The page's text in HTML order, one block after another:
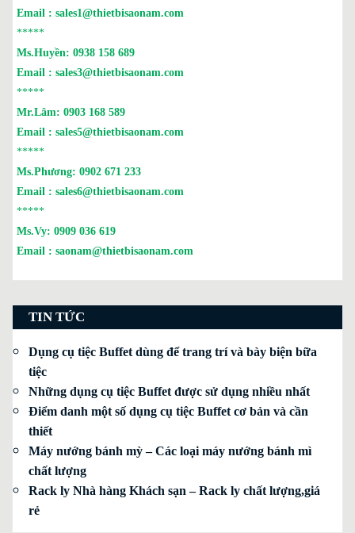
Email : sales1@thietbisaonam.com
*****
Ms.Huyền: 0938 158 689
Email : sales3@thietbisaonam.com
*****
Mr.Lâm: 0903 168 589
Email : sales5@thietbisaonam.com
*****
Ms.Phương: 0902 671 233
Email : sales6@thietbisaonam.com
*****
Ms.Vy: 0909 036 619
Email : saonam@thietbisaonam.com
TIN TỨC
Dụng cụ tiệc Buffet dùng để trang trí và bày biện bữa
tiệc
Những dụng cụ tiệc Buffet được sử dụng nhiều nhất
Điểm danh một số dụng cụ tiệc Buffet cơ bản và cần
thiết
Máy nướng bánh mỳ – Các loại máy nướng bánh mì
chất lượng
Rack ly Nhà hàng Khách sạn – Rack ly chất lượng,giá
rẻ